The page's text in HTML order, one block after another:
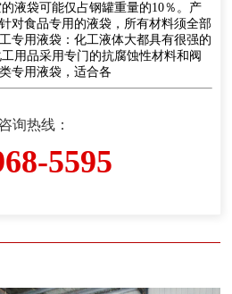
液袋可能仅占钢罐重量的10％。产
对食品专用的液袋，所有材料须全部
专用液袋：化工液体大都具有很强的
用品采用专门的抗腐蚀性材料和阀
专用液袋，适合各
询热线：
5595